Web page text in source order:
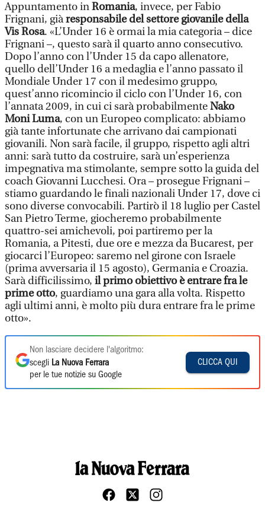
Appuntamento inRomania, invece, per Fabio
Frignani, giàresponsabile del settore giovanile della
Vis Rosa. «L’Under 16 è ormai la mia categoria – dice
Frignani –, questo sarà il quarto anno consecutivo.
Dopo l’anno con l’Under 15 da capo allenatore,
quello dell’Under 16 a medaglia e l’anno passato il
Mondiale Under 17 con il medesimo gruppo,
quest’anno ricomincio il ciclo con l’Under 16, con
l’annata 2009, in cui ci sarà probabilmenteNako
Moni Luma, con un Europeo complicato: abbiamo
già tante infortunate che arrivano dai campionati
giovanili. Non sarà facile, il gruppo, rispetto agli altri
anni: sarà tutto da costruire, sarà un’esperienza
impegnativa ma stimolante, sempre sotto la guida del
coach Giovanni Lucchesi. Ora – prosegue Frignani –
stiamo guardando le finali nazionali Under 17, dove ci
sono diverse convocabili. Partirò il 18 luglio per Castel
San Pietro Terme, giocheremo probabilmente
quattro-sei amichevoli, poi partiremo per la
Romania, a Pitesti, due ore e mezza da Bucarest, per
giocarci l’Europeo: saremo nel girone con Israele
(prima avversaria il 15 agosto), Germania e Croazia.
Sarà difficilissimo, il primo obiettivo è entrare fra le
prime otto, guardiamo una gara alla volta. Rispetto
agli ultimi anni, è molto più dura entrare fra le prime
otto».
Non lasciare decidere l'algoritmo:
scegli La Nuova Ferrara
per le tue notizie su Google
CLICCA QUI